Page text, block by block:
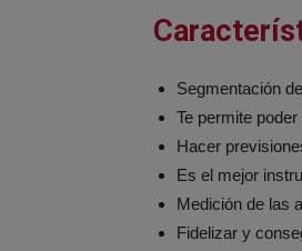
Segmentación
Te permite
Hacer
Es el mejor
Medición de las
Fidelizar y